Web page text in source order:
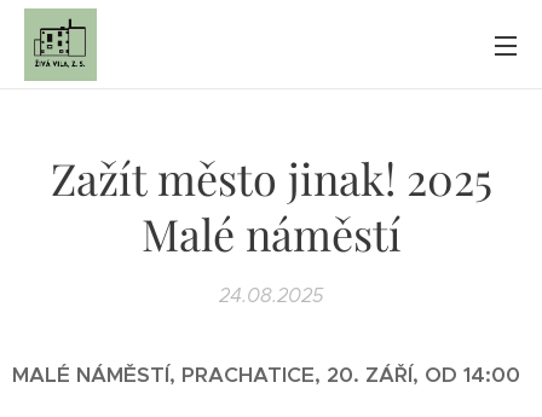
Zažít město jinak! 2025
Malé náměstí
24.08.2025
MALÉ NÁMĚSTÍ, PRACHATICE, 20. ZÁŘÍ, OD 14:00